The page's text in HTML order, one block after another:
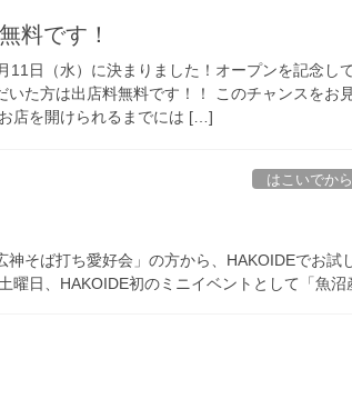
料です！
11日（水）に決まりました！オープンを記念し
いた方は出店料無料です！！ このチャンスをお
店を開けられるまでには […]
はこいでか
そば打ち愛好会」の方から、HAKOIDEでお試
曜日、HAKOIDE初のミニイベントとして「魚